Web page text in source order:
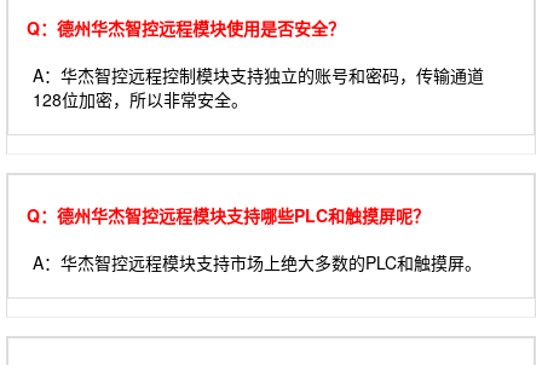
Q：德州华杰智控远程模块使用是否安全？
A：华杰智控远程控制模块支持独立的账号和密码，传输通道
128位加密，所以非常安全。
Q：德州华杰智控远程模块支持哪些PLC和触摸屏呢？
A：华杰智控远程模块支持市场上绝大多数的PLC和触摸屏。